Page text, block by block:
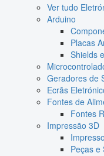
Ver tudo
Arduino
Placas
Shields
Geradores de
Ecrãs
Fontes de
Fontes
Impressão 3D
Peças e